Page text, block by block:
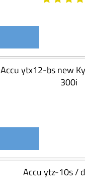
Accu ytx12-bs new
300i
Accu ytz-10s /